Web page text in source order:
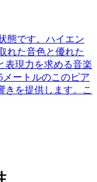
態です。ハイエン
れた音色と優れた
表現力を求める音楽
ートルのこのピア
きを提供します。こ